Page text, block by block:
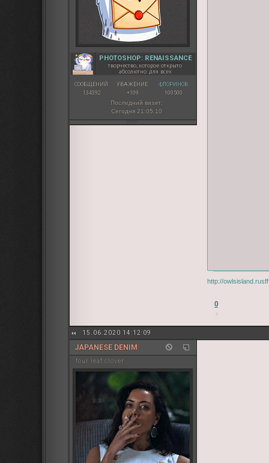
PHOTOSHOP: RENAISSANCE
творчество, которое открыто
абсолютно для всех
СООБЩЕНИЙ:
134392
УВАЖЕНИЕ:
+109
ФЛОРИНОВ:
100500
Последний визит:
Сегодня 21:05:10
http://
0
15.06.2020 14:12:09
JAPANESE DENIM
four leaf clover